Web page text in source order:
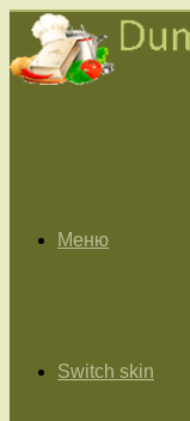
Меню
Switch skin